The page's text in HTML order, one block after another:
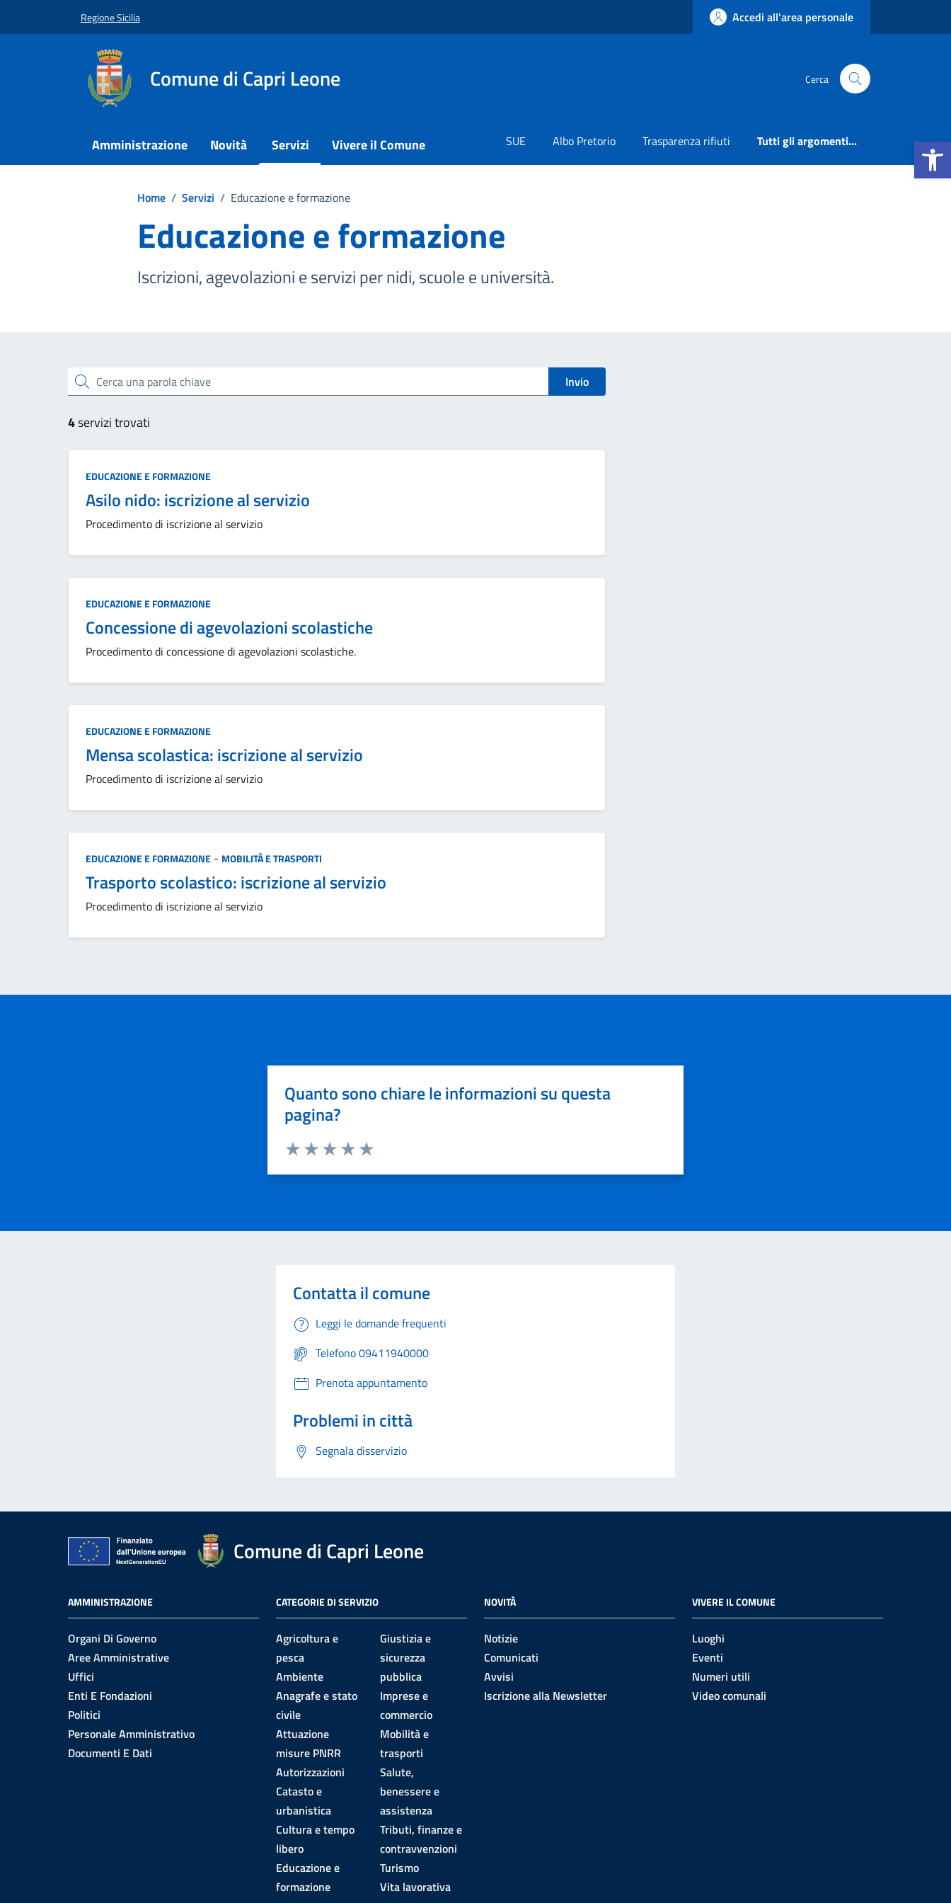
Apri la
Regione Sicilia Accedi all'area personale
Comune di Capri Leone Cerca
Amministrazione Novità Servizi Vivere il Comune SUE Albo Pretorio Trasparenza rifiuti Tutti gli argomenti...
Home / Servizi / Educazione e formazione
Educazione e formazione
Iscrizioni, agevolazioni e servizi per nidi, scuole e università.
Cerca una parola chiave Invio
4servizi trovati
Categoria:
EDUCAZIONE E FORMAZIONE
Asilo nido: iscrizione al servizio
Procedimento di iscrizione al servizio
Categoria:
EDUCAZIONE E FORMAZIONE
Concessione di agevolazioni scolastiche
Procedimento di concessione di agevolazioni scolastiche.
Categoria:
EDUCAZIONE E FORMAZIONE
Mensa scolastica: iscrizione al servizio
Procedimento di iscrizione al servizio
Categoria:
EDUCAZIONE E FORMAZIONE - MOBILITÀ E TRASPORTI
Trasporto scolastico: iscrizione al servizio
Procedimento di iscrizione al servizio
Quanto sono chiare le informazioni su questa
pagina?
Contatta il comune
Leggi le domande frequenti
Telefono 09411940000
Prenota appuntamento
Problemi in città
Segnala disservizio
Comune di Capri Leone
AMMINISTRAZIONE
Organi Di Governo
Aree Amministrative
Uffici
Enti E Fondazioni
Politici
Personale Amministrativo
Documenti E Dati
CATEGORIE DI SERVIZIO
Agricoltura e
pesca
Ambiente
Anagrafe e stato
civile
Attuazione
misure PNRR
Autorizzazioni
Catasto e
urbanistica
Cultura e tempo
libero
Educazione e
formazione
Giustizia e
sicurezza
pubblica
Imprese e
commercio
Mobilità e
trasporti
Salute,
benessere e
assistenza
Tributi, finanze e
contravvenzioni
Turismo
Vita lavorativa
NOVITÀ
Notizie
Comunicati
Avvisi
Iscrizione alla Newsletter
VIVERE IL COMUNE
Luoghi
Eventi
Numeri utili
Video comunali